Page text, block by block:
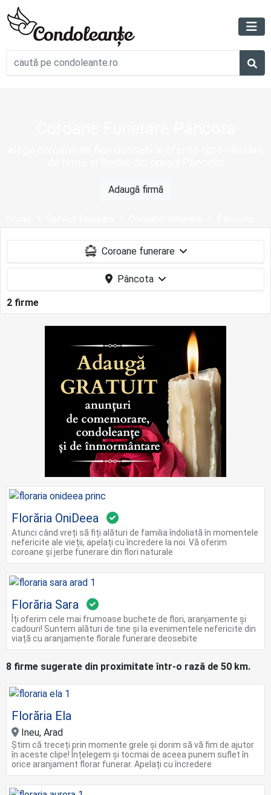
Adaugă firmă
2 firme
Florăria OniDeea
Atunci când vreți să fiți alături de familia îndoliată în momentele
nefericite ale vieții, apelați cu încredere la noi. Vă oferim
coroane și jerbe funerare din flori naturale
Florăria Sara
Îți oferim cele mai frumoase buchete de flori, aranjamente și
cadouri! Suntem alături de tine și la evenimentele nefericite din
viață cu aranjamente florale funerare deosebite
8 firme sugerate din proximitate într-o rază de 50 km.
Florăria Ela
Ineu, Arad
Știm că treceți prin momente grele și dorim să vă fim de ajutor
în aceste clipe! Înțelegem și tocmai de aceea punem suflet în
orice aranjament florar funerar. Apelați cu încredere